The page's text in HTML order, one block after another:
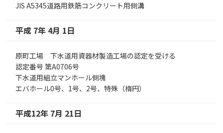
JIS A5345道路用鉄筋コンクリート用側溝
平成 7年 4月 1日
原町工場 下水道用資器材製造工場の認定を受ける
認定番号 第A0706号
下水道用組立マンホール側塊
エバホール0号、1号、2号、特殊（楕円）
平成12年 7月 21日